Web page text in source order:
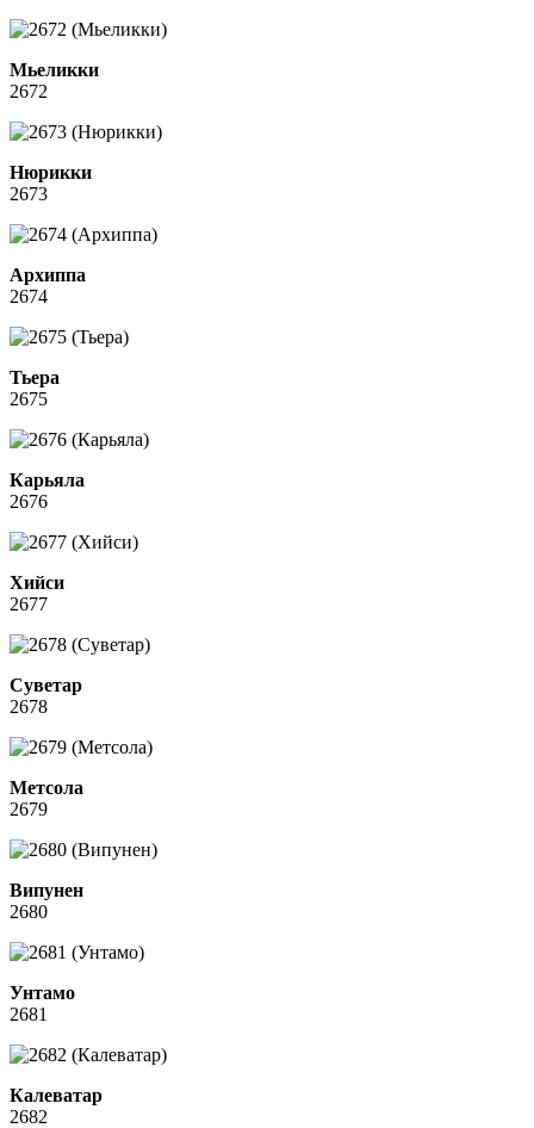
Мьеликки
2672
Нюрикки
2673
Архиппа
2674
Тьера
2675
Карьяла
2676
Хийси
2677
Суветар
2678
Метсола
2679
Випунен
2680
Унтамо
2681
Калеватар
2682